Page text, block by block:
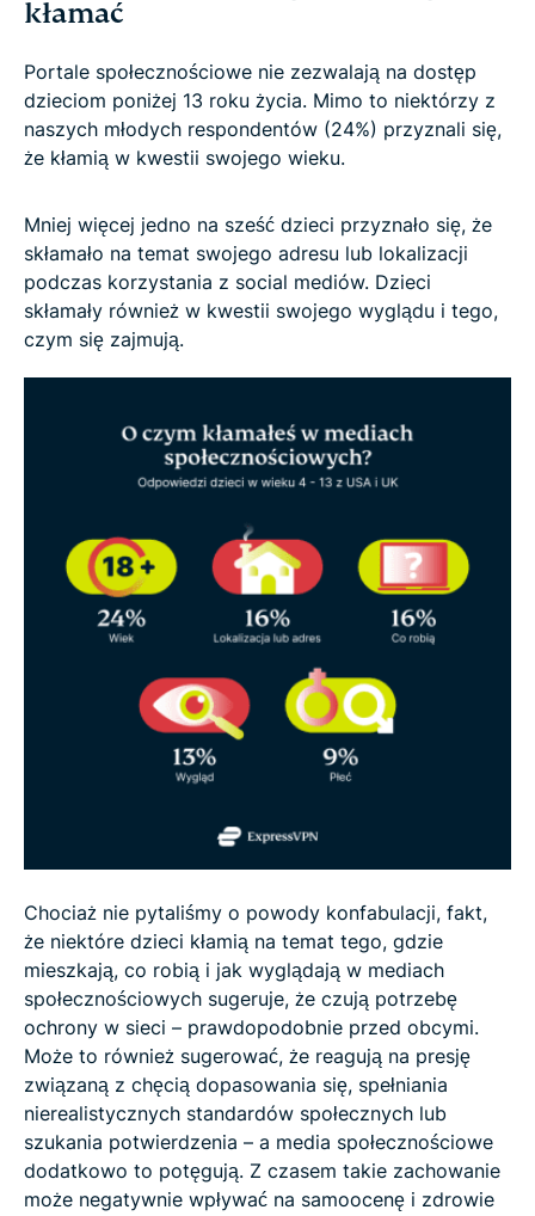
kłamać
Portale społecznościowe nie zezwalają na dostęp
dzieciom poniżej 13 roku życia. Mimo to niektórzy z
naszych młodych respondentów (24%) przyznali się,
że kłamią w kwestii swojego wieku.
Mniej więcej jedno na sześć dzieci przyznało się, że
skłamało na temat swojego adresu lub lokalizacji
podczas korzystania z social mediów. Dzieci
skłamały również w kwestii swojego wyglądu i tego,
czym się zajmują.
Chociaż nie pytaliśmy o powody konfabulacji, fakt,
że niektóre dzieci kłamią na temat tego, gdzie
mieszkają, co robią i jak wyglądają w mediach
społecznościowych sugeruje, że czują potrzebę
ochrony w sieci – prawdopodobnie przed obcymi.
Może to również sugerować, że reagują na presję
związaną z chęcią dopasowania się, spełniania
nierealistycznych standardów społecznych lub
szukania potwierdzenia – a media społecznościowe
dodatkowo to potęgują. Z czasem takie zachowanie
może negatywnie wpływać na samoocenę i zdrowie